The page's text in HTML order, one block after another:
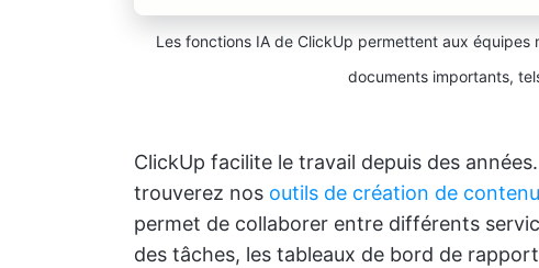
Les fonctions IA de ClickUp permettent aux
documents importants,
ClickUp facilite le travail depuis des
trouverez nos outils de création de
permet de collaborer entre différents
des tâches, les tableaux de bord de